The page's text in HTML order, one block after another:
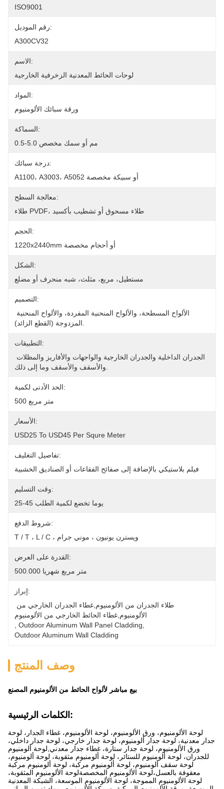
ISO9001
رقم الموديل:
A300CV32
الاسم:
لوحات الحائط المعدنية الزخرفية الخارجية
المواد:
ورقة سبائك الألومنيوم
السماكة:
0.5-5.0 مم أو سمك مخصص
درجة سبائك:
A1100، A3003، A5052 أو سبيكة مخصصة
معالجة السطح:
طلاء PVDF، طلاء مسحوق أو تشطيب بأكسيد
الحجم:
1220x2440mm أو أحجام مخصصة
الشكل:
مستطيل، مربع، مثلث، شبه منحرف أو مضلع
التصميم:
التطبيقات:
الحد الأدنى لكمية:
500 متر مربع
الأسعار:
USD25 To USD45 Per Squre Meter
تفاصيل التغليف:
فيلم بلاستيكي بالإضافة إلى صفائح الفقاعات أو الصناديق الخشبية
وقت التسليم:
25-45 يوما تخضع لكمية الطلب
شروط الدفع:
T / T ، L / C ، ويسترن يونيون ، موني جرام
القدرة على العرض:
500.000 متر مربع شهريا
إبراز:
الألومنيوم,غطاء الحائط الخارجي من الألومنيوم
Outdoor Aluminum Wall Panel Cladding
Outdoor Aluminum Wall Cladding
وصف المنتج
بيع مباشر لألواح الحائط من الألومنيوم المصنع
الكلمات الرئيسية:
لوحة الألومنيوم، ورق الألومنيوم، لوحة الألومنيوم، غطاء الجدار، لوحة
جدار معدنية، لوحة جدار ألومنيوم، لوحة جدار خارجي، لوحة جدار داخلي،
ورق الألومنيوم، لوحة جدار ستارة، غطاء جدار معدني,لوحة ألومنيوم
للجدران، لوحة ألومنيوم للستائر، لوحة ألومنيوم مثقوبة، لوحة ألومنيوم،
لوحة سقف ألومنيوم، لوحة ألومنيوم مركبة، لوحة ألومنيوم مركبة
معقوفة بالعسل،لوحة الألومنيوم المخصصةلوحة الألومنيوم المثقوبة،
لوحة الألومنيوم المموجة، لوحة الألومنيوم الموسعة، الشبكة المعدنية